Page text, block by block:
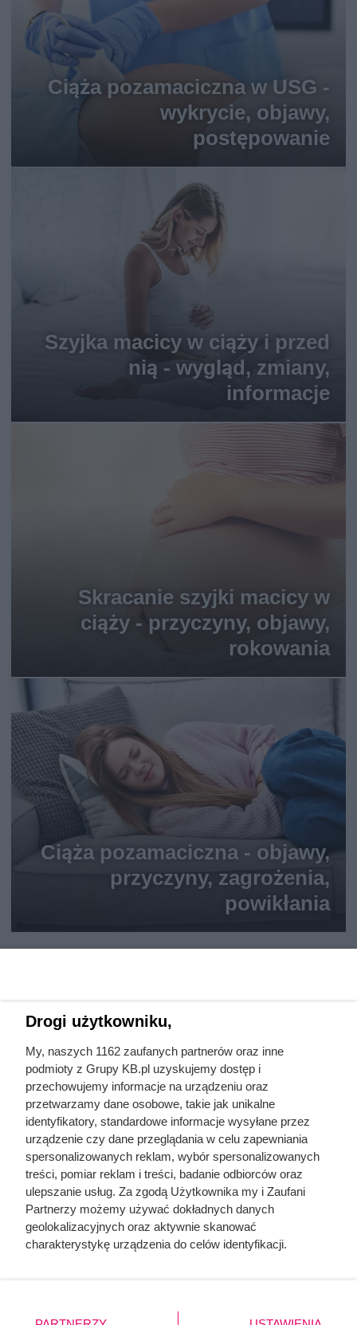
Ciąża pozamaciczna w USG -
wykrycie, objawy,
postępowanie
Szyjka macicy w ciąży i przed
nią - wygląd, zmiany,
informacje
Skracanie szyjki macicy w
ciąży - przyczyny, objawy,
rokowania
Ciąża pozamaciczna - objawy,
przyczyny, zagrożenia,
powikłania
Drogi użytkowniku,
My, naszych 1162 zaufanych partnerów oraz inne
podmioty z Grupy KB.pl uzyskujemy dostęp i
przechowujemy informacje na urządzeniu oraz
przetwarzamy dane osobowe, takie jak unikalne
identyfikatory, standardowe informacje wysyłane przez
urządzenie czy dane przeglądania w celu zapewniania
spersonalizowanych reklam, wybór spersonalizowanych
treści, pomiar reklam i treści, badanie odbiorców oraz
ulepszanie usług. Za zgodą Użytkownika my i Zaufani
Partnerzy możemy używać dokładnych danych
geolokalizacyjnych oraz aktywnie skanować
charakterystykę urządzenia do celów identyfikacji.
zmienić/wycofać klikając przycisk ustawień prywatności